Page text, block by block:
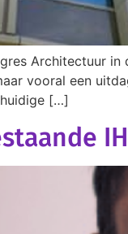
Architectuur
vooral een
[…]